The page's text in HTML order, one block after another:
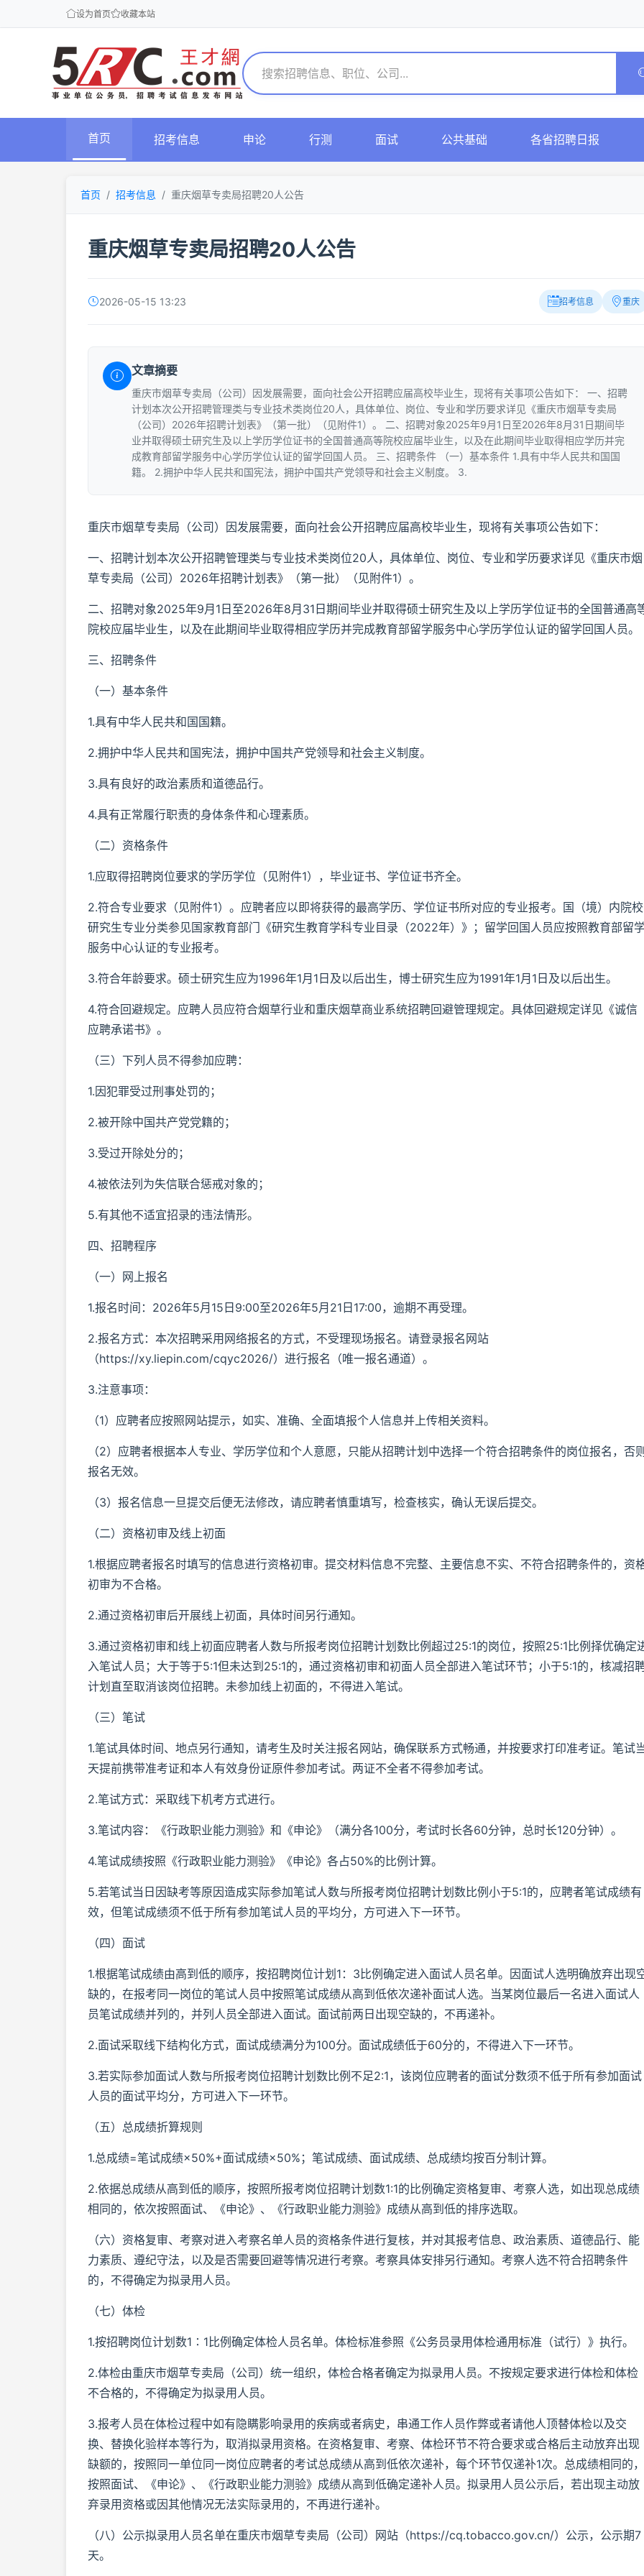
设为首页 收藏本站
首页 招考信息 申论 行测 面试 公共基础 各省招聘日报
首页 招考信息 重庆烟草专卖局招聘20人公告
重庆烟草专卖局招聘20人公告
2026-05-15 13:23 招考信息 重庆
文章摘要
重庆市烟草专卖局（公司）因发展需要，面向社会公开招聘应届高校毕业生，现将有关事项公告如下： 一、招聘
计划本次公开招聘管理类与专业技术类岗位20人，具体单位、岗位、专业和学历要求详见《重庆市烟草专卖局
（公司）2026年招聘计划表》（第一批）（见附件1）。 二、招聘对象2025年9月1日至2026年8月31日期间毕
业并取得硕士研究生及以上学历学位证书的全国普通高等院校应届毕业生，以及在此期间毕业取得相应学历并完
成教育部留学服务中心学历学位认证的留学回国人员。 三、招聘条件 （一）基本条件 1.具有中华人民共和国国
籍。 2.拥护中华人民共和国宪法，拥护中国共产党领导和社会主义制度。 3.
重庆市烟草专卖局（公司）因发展需要，面向社会公开招聘应届高校毕业生，现将有关事项公告如下：
一、招聘计划本次公开招聘管理类与专业技术类岗位20人，具体单位、岗位、专业和学历要求详见《重庆市烟
草专卖局（公司）2026年招聘计划表》（第一批）（见附件1）。
二、招聘对象2025年9月1日至2026年8月31日期间毕业并取得硕士研究生及以上学历学位证书的全国普通高
院校应届毕业生，以及在此期间毕业取得相应学历并完成教育部留学服务中心学历学位认证的留学回国人员。
三、招聘条件
（一）基本条件
1.具有中华人民共和国国籍。
2.拥护中华人民共和国宪法，拥护中国共产党领导和社会主义制度。
3.具有良好的政治素质和道德品行。
4.具有正常履行职责的身体条件和心理素质。
（二）资格条件
1.应取得招聘岗位要求的学历学位（见附件1），毕业证书、学位证书齐全。
2.符合专业要求（见附件1）。应聘者应以即将获得的最高学历、学位证书所对应的专业报考。国（境）内院校
研究生专业分类参见国家教育部门《研究生教育学科专业目录（2022年）》；留学回国人员应按照教育部留
服务中心认证的专业报考。
3.符合年龄要求。硕士研究生应为1996年1月1日及以后出生，博士研究生应为1991年1月1日及以后出生。
4.符合回避规定。应聘人员应符合烟草行业和重庆烟草商业系统招聘回避管理规定。具体回避规定详见《诚信
应聘承诺书》。
（三）下列人员不得参加应聘：
1.因犯罪受过刑事处罚的；
2.被开除中国共产党党籍的；
3.受过开除处分的；
4.被依法列为失信联合惩戒对象的；
5.有其他不适宜招录的违法情形。
四、招聘程序
（一）网上报名
1.报名时间：2026年5月15日9:00至2026年5月21日17:00，逾期不再受理。
2.报名方式：本次招聘采用网络报名的方式，不受理现场报名。请登录报名网站
（https://xy.liepin.com/cqyc2026/）进行报名（唯一报名通道）。
3.注意事项：
（1）应聘者应按照网站提示，如实、准确、全面填报个人信息并上传相关资料。
（2）应聘者根据本人专业、学历学位和个人意愿，只能从招聘计划中选择一个符合招聘条件的岗位报名，否
报名无效。
（3）报名信息一旦提交后便无法修改，请应聘者慎重填写，检查核实，确认无误后提交。
（二）资格初审及线上初面
1.根据应聘者报名时填写的信息进行资格初审。提交材料信息不完整、主要信息不实、不符合招聘条件的，资
初审为不合格。
2.通过资格初审后开展线上初面，具体时间另行通知。
3.通过资格初审和线上初面应聘者人数与所报考岗位招聘计划数比例超过25:1的岗位，按照25:1比例择优确定
入笔试人员；大于等于5:1但未达到25:1的，通过资格初审和初面人员全部进入笔试环节；小于5:1的，核减招
计划直至取消该岗位招聘。未参加线上初面的，不得进入笔试。
（三）笔试
1.笔试具体时间、地点另行通知，请考生及时关注报名网站，确保联系方式畅通，并按要求打印准考证。笔试
天提前携带准考证和本人有效身份证原件参加考试。两证不全者不得参加考试。
2.笔试方式：采取线下机考方式进行。
3.笔试内容：《行政职业能力测验》和《申论》（满分各100分，考试时长各60分钟，总时长120分钟）。
4.笔试成绩按照《行政职业能力测验》《申论》各占50%的比例计算。
5.若笔试当日因缺考等原因造成实际参加笔试人数与所报考岗位招聘计划数比例小于5:1的，应聘者笔试成绩有
效，但笔试成绩须不低于所有参加笔试人员的平均分，方可进入下一环节。
（四）面试
1.根据笔试成绩由高到低的顺序，按招聘岗位计划1：3比例确定进入面试人员名单。因面试人选明确放弃出现
缺的，在报考同一岗位的笔试人员中按照笔试成绩从高到低依次递补面试人选。当某岗位最后一名进入面试人
员笔试成绩并列的，并列人员全部进入面试。面试前两日出现空缺的，不再递补。
2.面试采取线下结构化方式，面试成绩满分为100分。面试成绩低于60分的，不得进入下一环节。
3.若实际参加面试人数与所报考岗位招聘计划数比例不足2:1，该岗位应聘者的面试分数须不低于所有参加面试
人员的面试平均分，方可进入下一环节。
（五）总成绩折算规则
1.总成绩=笔试成绩×50%+面试成绩×50%；笔试成绩、面试成绩、总成绩均按百分制计算。
2.依据总成绩从高到低的顺序，按照所报考岗位招聘计划数1:1的比例确定资格复审、考察人选，如出现总成绩
相同的，依次按照面试、《申论》、《行政职业能力测验》成绩从高到低的排序选取。
（六）资格复审、考察对进入考察名单人员的资格条件进行复核，并对其报考信息、政治素质、道德品行、能
力素质、遵纪守法，以及是否需要回避等情况进行考察。考察具体安排另行通知。考察人选不符合招聘条件
的，不得确定为拟录用人员。
（七）体检
1.按招聘岗位计划数1∶1比例确定体检人员名单。体检标准参照《公务员录用体检通用标准（试行）》执行。
2.体检由重庆市烟草专卖局（公司）统一组织，体检合格者确定为拟录用人员。不按规定要求进行体检和体检
不合格的，不得确定为拟录用人员。
3.报考人员在体检过程中如有隐瞒影响录用的疾病或者病史，串通工作人员作弊或者请他人顶替体检以及交
换、替换化验样本等行为，取消拟录用资格。在资格复审、考察、体检环节不符合要求或合格后主动放弃出现
缺额的，按照同一单位同一岗位应聘者的考试总成绩从高到低依次递补，每个环节仅递补1次。总成绩相同的，
按照面试、《申论》、《行政职业能力测验》成绩从高到低确定递补人员。拟录用人员公示后，若出现主动放
弃录用资格或因其他情况无法实际录用的，不再进行递补。
（八）公示拟录用人员名单在重庆市烟草专卖局（公司）网站（https://cq.tobacco.gov.cn/）公示，公示期7
天。